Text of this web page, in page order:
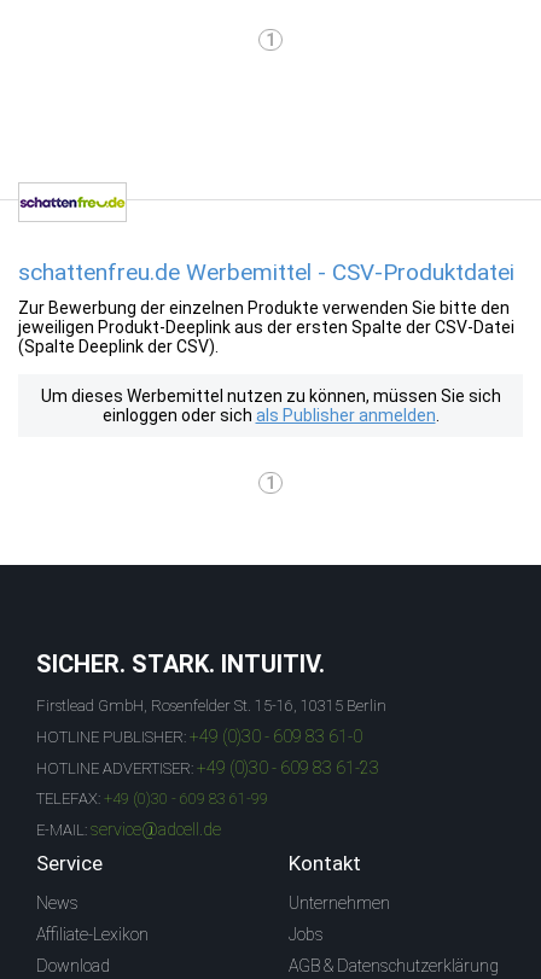
1
schattenfreu.de Werbemittel - CSV-Produktdatei
Zur Bewerbung der einzelnen Produkte verwenden Sie bitte den
jeweiligen Produkt-Deeplink aus der ersten Spalte der CSV-Datei
(Spalte Deeplink der CSV).
Um dieses Werbemittel nutzen zu können, müssen Sie sich
einloggen oder sich als Publisher anmelden
1
SICHER. STARK. INTUITIV.
Firstlead GmbH, Rosenfelder St. 15-16, 10315 Berlin
HOTLINE PUBLISHER: +49 (0)30 - 609 83 61-0
HOTLINE ADVERTISER: +49 (0)30 - 609 83 61-23
TELEFAX: +49 (0)30 - 609 83 61-99
E-MAIL: service@adcell.de
Service
News
Affiliate-Lexikon
Download
Kontakt
Unternehmen
Jobs
AGB & Datenschutzerklärung